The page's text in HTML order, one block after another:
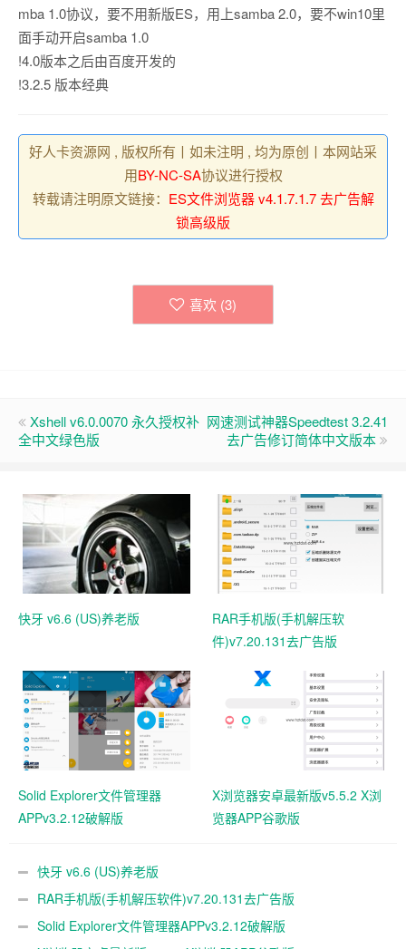
mba 1.0协议，要不用新版ES，用上samba 2.0，要不win10里
面手动开启samba 1.0
!4.0版本之后由百度开发的
!3.2.5 版本经典
好人卡资源网 , 版权所有丨如未注明 , 均为原创丨本网站采
用BY-NC-SA协议进行授权
转载请注明原文链接： ES文件浏览器 v4.1.7.1.7 去广告解
锁高级版
喜欢 (3)
Xshell v6.0.0070 永久授权补
全中文绿色版
网速测试神器Speedtest 3.2.41
去广告修订简体中文版本
快牙 v6.6 (US)养老版
RAR手机版(手机解压软
件)v7.20.131去广告版
Solid Explorer文件管理器
APPv3.2.12破解版
X浏览器安卓最新版v5.5.2 X浏
览器APP谷歌版
快牙 v6.6 (US)养老版
RAR手机版(手机解压软件)v7.20.131去广告版
Solid Explorer文件管理器APPv3.2.12破解版